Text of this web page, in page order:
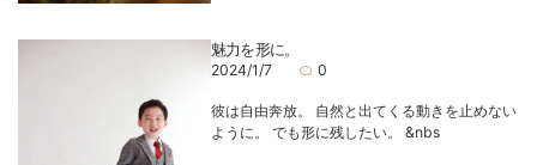
魅力を形に。
2024/1/7 0
彼は自由奔放。 自然と出てくる動きを止めない
ように。 でも形に残したい。 &nbs